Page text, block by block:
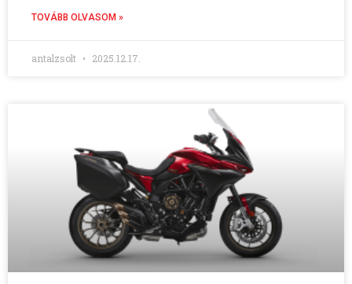
TOVÁBB OLVASOM »
antalzsolt 2025.12.17.